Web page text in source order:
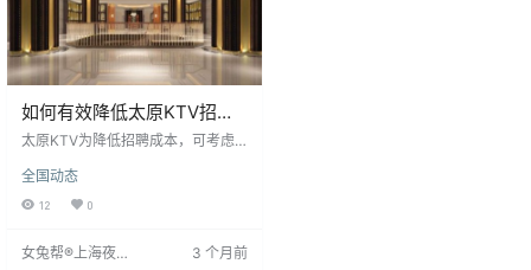
如何有效降低太原KTV招聘
成本
太原KTV为降低招聘成本，可考虑
广泛性和高效性，能节省大量费
用。与猎头公司合作，可精准推荐
运用网络招聘和猎头服务，可有效
全国动态
12 0
女兔帮®上海夜场
3 个月前